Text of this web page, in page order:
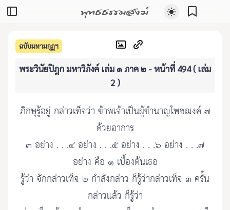
พุทธธรรมสงฆ์
ฉบับมหามกุฏฯ
พระวินัยปิฎก มหาวิภังค์ เล่ม ๑ ภาค ๒ - หน้าที่ 494 ( เล่ม
2 )
ภิกษุรู้อยู่ กล่าวเท็จว่า ข้าพเจ้าเป็นผู้ชำนาญโพชฌงค์ ๗
ด้วยอาการ
๓ อย่าง . . .๔ อย่าง . . .๕ อย่าง . . .๖ อย่าง . . .๗
อย่าง คือ ๑ เบื้องต้นเธอ
รู้ว่า จักกล่าวเท็จ ๒ กำลังกล่าว ก็รู้ว่ากล่าวเท็จ ๓ ครั้น
กล่าวแล้ว ก็รู้ว่า